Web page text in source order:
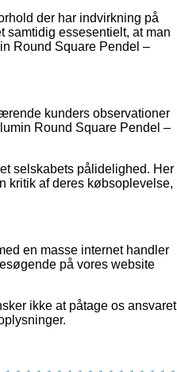
der har indvirkning på
samtidig essesentielt, at man
Round Square Pendel –
kunders observationer
Round Square Pendel –
selskabets pålidelighed. Her
kritik af deres købsoplevelse,
en masse internet handler
på vores website
ikke at påtage os ansvaret